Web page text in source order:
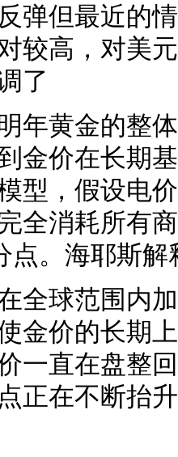
弹但最近的
较高，对美
了
年黄金的整
金价在长期
型，假设电
全消耗所有
点。海耶斯解
全球范围内
金价的长期
一直在盘整
正在不断抬